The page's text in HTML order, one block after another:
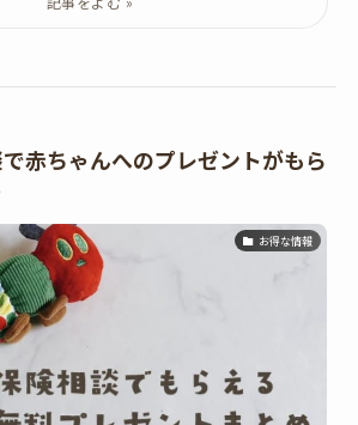
赤ちゃんへのプレゼントがもら
お得な情報